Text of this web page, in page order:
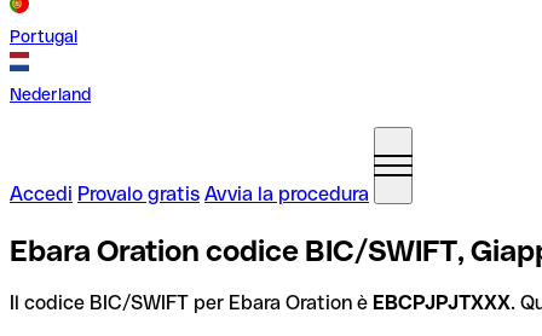
Portugal
Nederland
Accedi Provalo gratis Avvia la procedura
Ebara Oration codice BIC/SWIFT,
Il codice BIC/SWIFT per Ebara Oration è EBCPJPJTXXX.